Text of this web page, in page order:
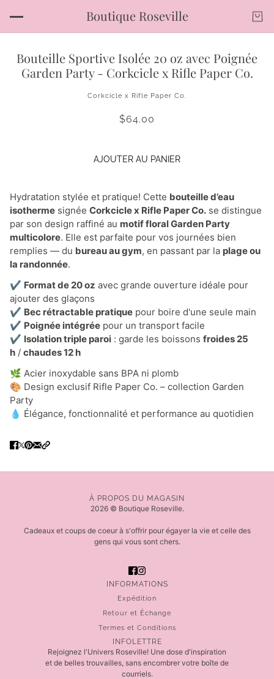
Boutique Roseville
Bouteille Sportive Isolée 20 oz avec Poignée
Garden Party - Corkcicle x Rifle Paper Co.
Corkcicle x Rifle Paper Co.
$64.00
AJOUTER AU PANIER
Hydratation stylée et pratique! Cette bouteille d’eau
isotherme signée Corkcicle x Rifle Paper Co. se distingue
par son design raffiné au motif floral Garden Party
multicolore. Elle est parfaite pour vos journées bien
remplies — du bureau au gym, en passant par la plage ou
la randonnée.
✔️ Format de 20 oz avec grande ouverture idéale pour
ajouter des glaçons
✔️ Bec rétractable pratique pour boire d'une seule main
✔️ Poignée intégrée pour un transport facile
✔️ Isolation triple paroi : garde les boissons froides 25
h / chaudes 12 h
🌿 Acier inoxydable sans BPA ni plomb
🎨 Design exclusif Rifle Paper Co. – collection Garden
Party
💧 Élégance, fonctionnalité et performance au quotidien
À PROPOS DU MAGASIN
2026 © Boutique Roseville.
Cadeaux et coups de coeur à s'offrir pour égayer la vie et celle des
gens qui vous sont chers.
INFORMATIONS
Expédition
Retour et Échange
Termes et Conditions
INFOLETTRE
Rejoignez l'Univers Roseville! Une dose d'inspiration
et de belles trouvailles, sans encombrer votre boîte de
courriels.